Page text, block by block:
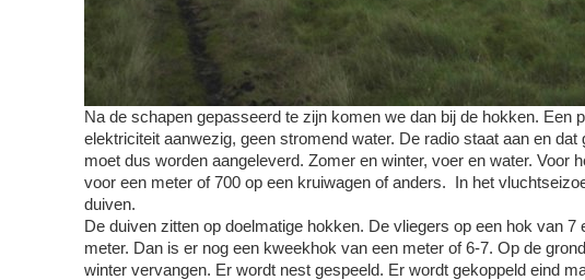
Na de schapen gepasseerd te zijn komen we dan bij de hokken. Een
elektriciteit aanwezig, geen stromend water. De radio staat aan en
moet dus worden aangeleverd. Zomer en winter, voer en water. Voor
voor een meter of 700 op een kruiwagen of anders. In het
duiven.
De duiven zitten op doelmatige hokken. De vliegers op een hok van
meter. Dan is er nog een kweekhok van een meter of 6-7. Op de
winter vervangen. Er wordt nest gespeeld. Er wordt gekoppeld eind